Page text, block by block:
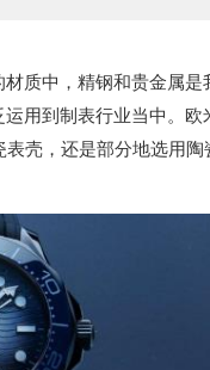
材质中，精钢和贵金属是
用到制表行业当中。欧
壳，还是部分地选用